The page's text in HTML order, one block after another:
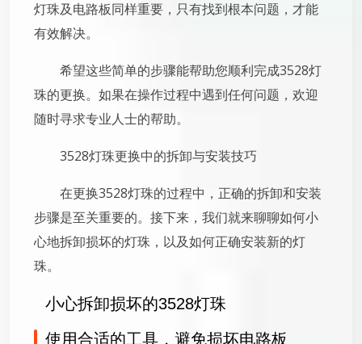
灯珠及电路板同样重要，只有找到根本问题，才能
有效解决。
希望这些简单的步骤能帮助您顺利完成3528灯
珠的更换。如果在操作过程中遇到任何问题，欢迎
随时寻求专业人士的帮助。
3528灯珠更换中的拆卸与安装技巧
在更换3528灯珠的过程中，正确的拆卸和安装
步骤是至关重要的。接下来，我们就来聊聊如何小
心地拆卸损坏的灯珠，以及如何正确安装新的灯
珠。
小心拆卸损坏的3528灯珠
使用合适的工具，避免损坏电路板